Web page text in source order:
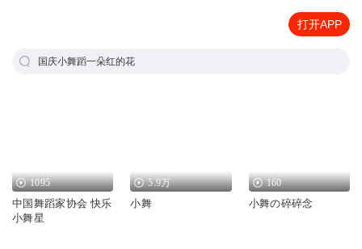
打开APP
国庆小舞蹈一朵红的花
1095
中国舞蹈家协会 快乐
小舞星
5.9万
小舞
160
小舞の碎碎念